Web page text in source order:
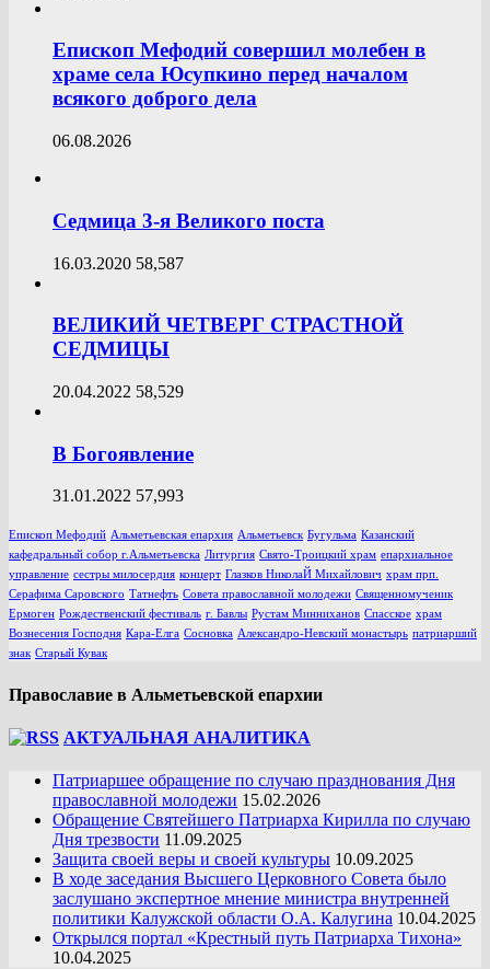
Епископ Мефодий совершил молебен в
храме села Юсупкино перед началом
всякого доброго дела
06.08.2026
Седмица 3-я Великого поста
16.03.2020 58,587
ВЕЛИКИЙ ЧЕТВЕРГ СТРАСТНОЙ
СЕДМИЦЫ
20.04.2022 58,529
В Богоявление
31.01.2022 57,993
Епископ Мефодий Альметьевская епархия Альметьевск Бугульма Казанский
кафедральный собор г.Альметьевска Литургия Свято-Троицкий храм епархиальное
управление сестры милосердия концерт Глазков НиколаЙ Михайлович храм прп.
Серафима Саровского Татнефть Совета православной молодежи Священномученик
Ермоген Рождественский фестиваль г. Бавлы Рустам Минниханов Спасское храм
Вознесения Господня Кара-Елга Сосновка Александро-Невский монастырь патриарший
знак Старый Кувак
Православие в Альметьевской епархии
АКТУАЛЬНАЯ АНАЛИТИКА
Патриаршее обращение по случаю празднования Дня
православной молодежи 15.02.2026
Обращение Святейшего Патриарха Кирилла по случаю
Дня трезвости 11.09.2025
Защита своей веры и своей культуры 10.09.2025
В ходе заседания Высшего Церковного Совета было
заслушано экспертное мнение министра внутренней
политики Калужской области О.А. Калугина 10.04.2025
Открылся портал «Крестный путь Патриарха Тихона»
10.04.2025